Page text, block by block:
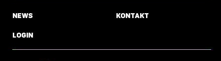
News
Login
Kontakt